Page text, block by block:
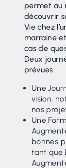
permet au
découvrir
Vie chez
marraine
cas de
Deux
prévues :
Une
vision,
nos
Une
bonnes
tant que